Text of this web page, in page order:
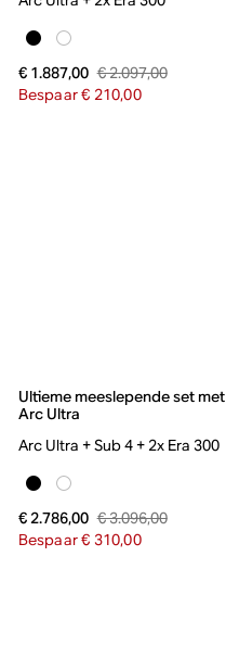
€ 1.887,00 € 2.097,00
Bespaar € 210,00
Ultieme meeslepende set met
Arc Ultra
Arc Ultra + Sub 4 + 2x Era 300
€ 2.786,00 € 3.096,00
Bespaar € 310,00